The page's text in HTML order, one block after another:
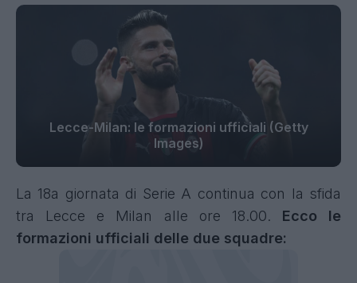
Lecce-Milan: le formazioni ufficiali (Getty
Images)
La 18a giornata di Serie A continua con la sfida
tra Lecce e Milan alle ore 18.00. Ecco le
formazioni ufficiali delle due squadre: